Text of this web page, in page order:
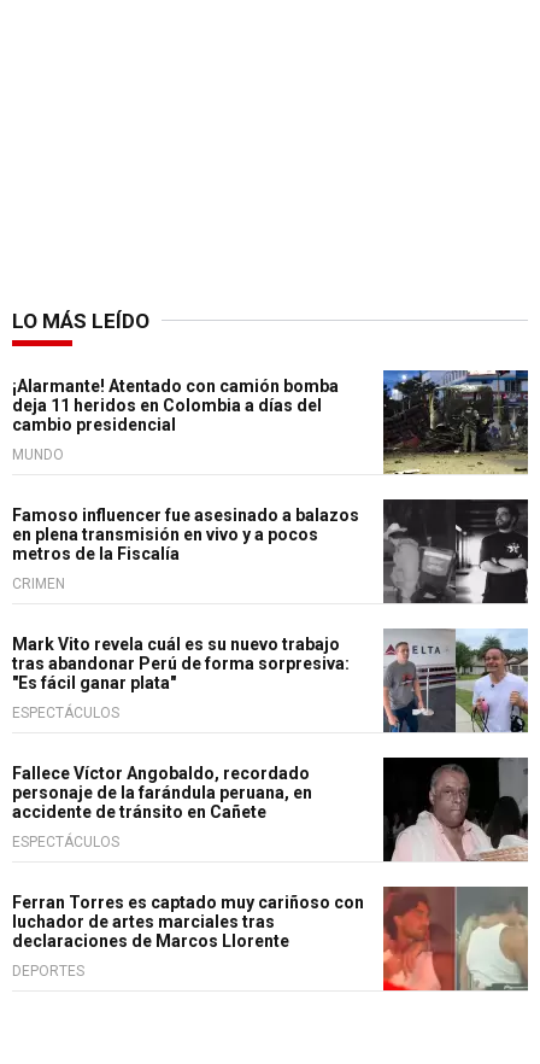
LO MÁS LEÍDO
¡Alarmante! Atentado con camión bomba
deja 11 heridos en Colombia a días del
cambio presidencial
MUNDO
Famoso influencer fue asesinado a balazos
en plena transmisión en vivo y a pocos
metros de la Fiscalía
CRIMEN
Mark Vito revela cuál es su nuevo trabajo
tras abandonar Perú de forma sorpresiva:
"Es fácil ganar plata"
ESPECTÁCULOS
Fallece Víctor Angobaldo, recordado
personaje de la farándula peruana, en
accidente de tránsito en Cañete
ESPECTÁCULOS
Ferran Torres es captado muy cariñoso con
luchador de artes marciales tras
declaraciones de Marcos Llorente
DEPORTES